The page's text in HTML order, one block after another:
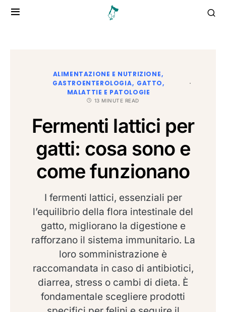
ALIMENTAZIONE E NUTRIZIONE
GASTROENTEROLOGIA
GATTO
MALATTIE E PATOLOGIE
13 MINUTE READ
Fermenti lattici per
gatti: cosa sono e
come funzionano
I fermenti lattici, essenziali per
l’equilibrio della flora intestinale del
gatto, migliorano la digestione e
rafforzano il sistema immunitario. La
loro somministrazione è
raccomandata in caso di antibiotici,
diarrea, stress o cambi di dieta. È
fondamentale scegliere prodotti